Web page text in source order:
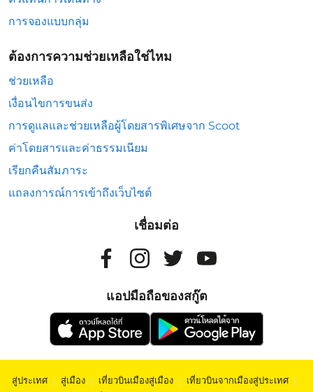
การจองแบบกลุ่ม
ต้องการความช่วยเหลือใช่ไหม
ช่วยเหลือ
เงื่อนไขการขนส่ง
การดูแลและช่วยเหลือผู้โดยสารพิเศษจาก Scoot
ค่าโดยสารและค่าธรรมเนียม
เรียกคืนสัมภาระ
แถลงการณ์การเข้าถึงเว็บไซต์
เชื่อมต่อ
แอปมือถือของสกู๊ต
สู่ประเทศ | สู่เมือง | เที่ยวบินเมืองสู่เมือง | เที่ยวบินจากเมืองสู่ประเทศ |